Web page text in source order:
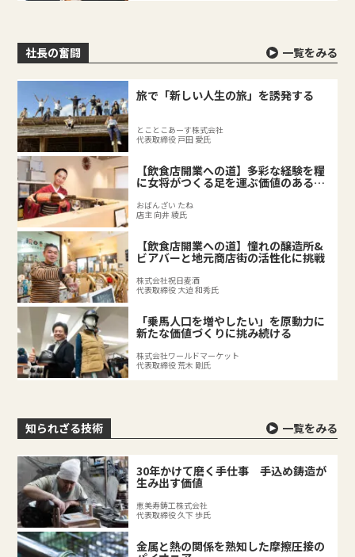
社長の奮闘 一覧をみる
旅で「新しい人生の旅」を誘発する
とことこあーす株式会社
代表取締役 戸田 愛氏
【飲食店開業への道】多彩な経験を糧
に女将がつくる足を運ぶ価値のある料
理店
おばんざい たね
店主 向井 綾氏
【飲食店開業への道】憧れの醸造所&
ビアバーと地元商店街の活性化に挑戦
株式会社祝日麦酒
代表取締役 大迫 和秀氏
「乗馬人口を増やしたい」を原動力に
新たな価値づくりに挑み続ける
株式会社ワールドマーケット
代表取締役 荒木 剛氏
知られざる技術 一覧をみる
30年かけて磨く手仕事 手込め鋳造が
生み出す価値
恵美寿鋳工株式会社
代表取締役 久下 歩氏
金属と熱の関係を熟知した摩擦圧接の